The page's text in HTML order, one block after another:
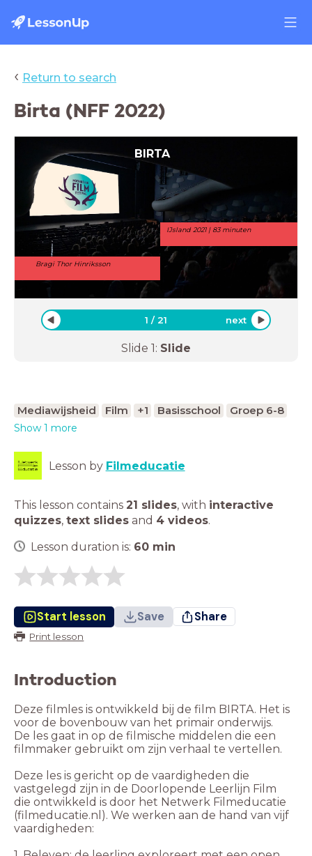
‹ Return to search
Birta (NFF 2022)
BIRTA
IJsland 2021 | 83 minuten
Bragi Thor Hinriksson
1 /21 next
Slide 1: Slide
Mediawijsheid Film +1 Basisschool Groep 6-8
Show 1 more
Lesson by Filmeducatie
This lesson contains 21 slides, with interactive
quizzes, text slides and 4 videos.
Lesson duration is: 60 min
Start lesson Save Share
Print lesson
Introduction
Deze filmles is ontwikkeld bij de film BIRTA. Het is
voor de bovenbouw van het primair onderwijs.
De les gaat in op de filmische middelen die een
filmmaker gebruikt om zijn verhaal te vertellen.
Deze les is gericht op de vaardigheden die
vastgelegd zijn in de Doorlopende Leerlijn Film
die ontwikkeld is door het Netwerk Filmeducatie
(filmeducatie.nl). We werken aan de hand van vijf
vaardigheden: